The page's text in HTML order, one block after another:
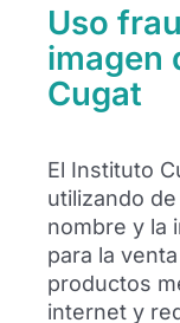
Buscar:
Uso
imagen
Cugat
El Instituto
utilizando
nombre y la
para la
productos
internet y